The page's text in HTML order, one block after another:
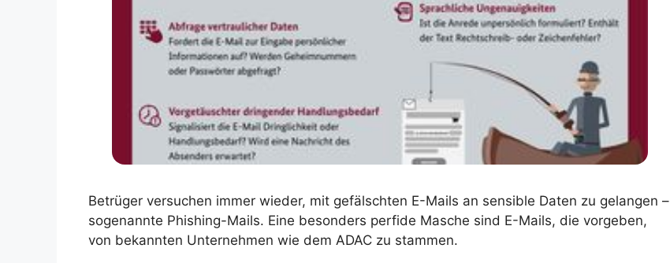
Betrüger versuchen immer wieder, mit gefälschten E-Mails an sensible Daten zu gelangen –
sogenannte Phishing-Mails. Eine besonders perfide Masche sind E-Mails, die vorgeben,
von bekannten Unternehmen wie dem ADAC zu stammen.